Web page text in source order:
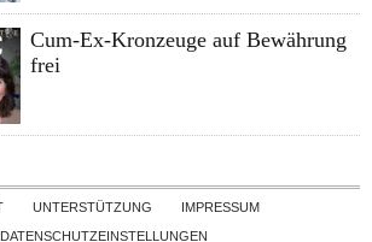
Cum-Ex-Kronzeuge auf Bewährung
frei
Skip to content
UNTERSTÜTZUNG
IMPRESSUM
DATENSCHUTZEINSTELLUNGEN